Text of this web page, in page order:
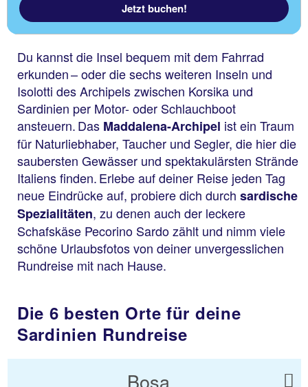
Jetzt buchen!
Du kannst die Insel bequem mit dem Fahrrad
erkunden – oder die sechs weiteren Inseln und
Isolotti des Archipels zwischen Korsika und
Sardinien per Motor- oder Schlauchboot
ansteuern. Das Maddalena-Archipel ist ein Traum
für Naturliebhaber, Taucher und Segler, die hier die
saubersten Gewässer und spektakulärsten Strände
Italiens finden. Erlebe auf deiner Reise jeden Tag
neue Eindrücke auf, probiere dich durch sardische
Spezialitäten, zu denen auch der leckere
Schafskäse Pecorino Sardo zählt und nimm viele
schöne Urlaubsfotos von deiner unvergesslichen
Rundreise mit nach Hause.
Die 6 besten Orte für deine
Sardinien Rundreise
Bosa